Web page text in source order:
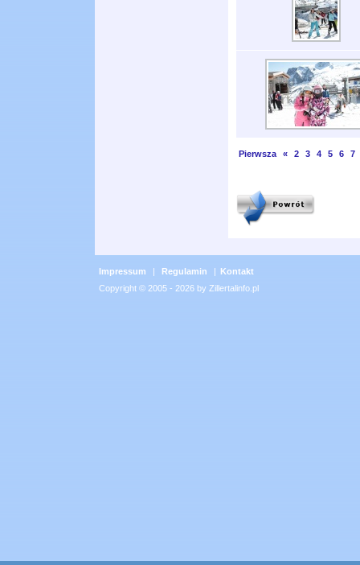
Pierwsza « 2 3 4 5 6 7
Impressum | Regulamin | Kontakt
Copyright © 2005 - 2026 by Zillertalinfo.pl